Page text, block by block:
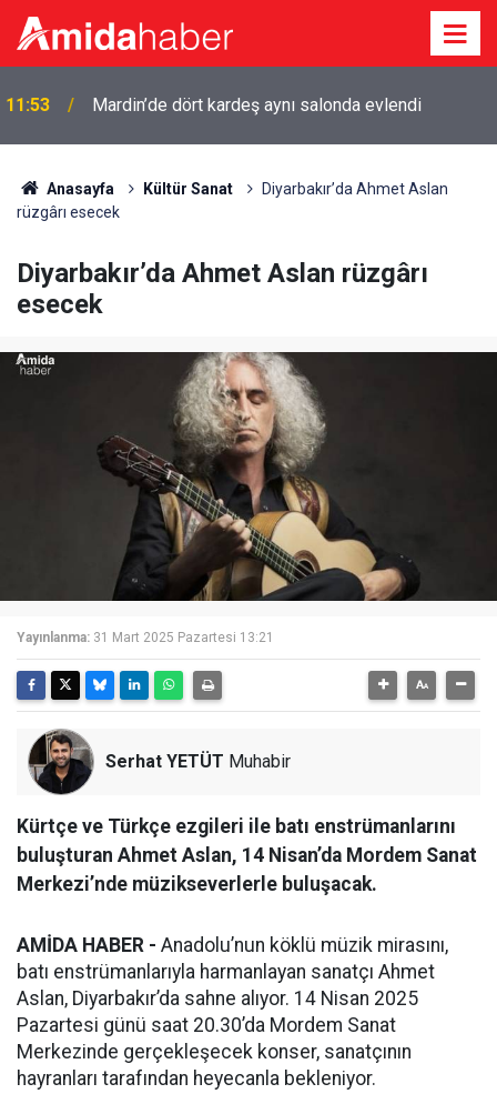
11:47
boyadı
Anasayfa Kültür Sanat
Diyarbakır’da Ahmet Aslan
rüzgârı esecek
Diyarbakır’da Ahmet Aslan rüzgârı
esecek
Yayınlanma: 31 Mart 2025 Pazartesi 13:21
Serhat YETÜT Muhabir
Kürtçe ve Türkçe ezgileri ile batı enstrümanlarını
buluşturan Ahmet Aslan, 14 Nisan’da Mordem Sanat
Merkezi’nde müzikseverlerle buluşacak.
AMİDA HABER - Anadolu’nun köklü müzik mirasını,
batı enstrümanlarıyla harmanlayan sanatçı Ahmet
Aslan, Diyarbakır’da sahne alıyor. 14 Nisan 2025
Pazartesi günü saat 20.30’da Mordem Sanat
Merkezinde gerçekleşecek konser, sanatçının
hayranları tarafından heyecanla bekleniyor.